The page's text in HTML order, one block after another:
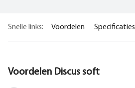
Snelle links: Voordelen Specificaties
Voordelen Discus soft